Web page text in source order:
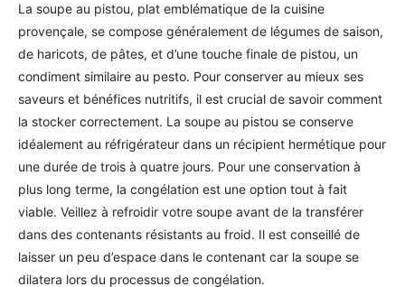
La soupe au pistou, plat emblématique de la cuisine
provençale, se compose généralement de légumes de saison,
de haricots, de pâtes, et d’une touche finale de pistou, un
condiment similaire au pesto. Pour conserver au mieux ses
saveurs et bénéfices nutritifs, il est crucial de savoir comment
la stocker correctement. La soupe au pistou se conserve
idéalement au réfrigérateur dans un récipient hermétique pour
une durée de trois à quatre jours. Pour une conservation à
plus long terme, la congélation est une option tout à fait
viable. Veillez à refroidir votre soupe avant de la transférer
dans des contenants résistants au froid. Il est conseillé de
laisser un peu d’espace dans le contenant car la soupe se
dilatera lors du processus de congélation.